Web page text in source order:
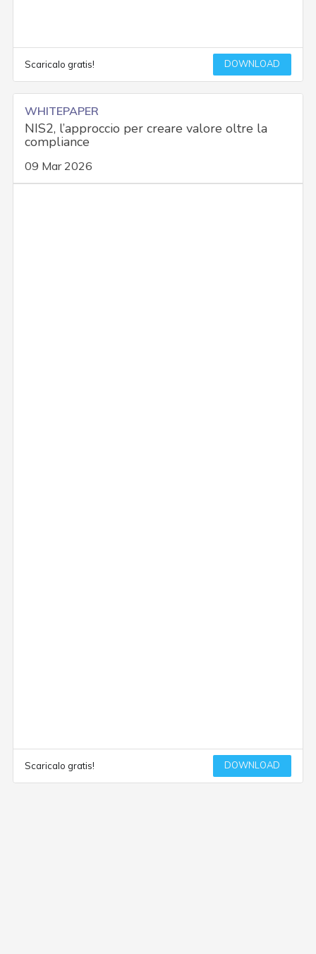
Scaricalo gratis! DOWNLOAD
WHITEPAPER
NIS2, l’approccio per creare valore oltre la
compliance
09 Mar 2026
Scaricalo gratis! DOWNLOAD